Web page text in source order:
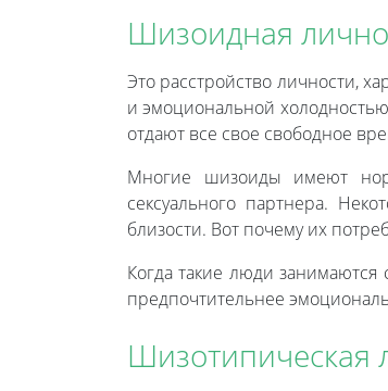
Шизоидная
Это расстройство личности,
и эмоциональной
отдают все свое свободное
Многие шизоиды имеют
сексуального партнера.
близости. Вот почему их
Когда такие люди занимаются
предпочтительнее
Шизотипическая